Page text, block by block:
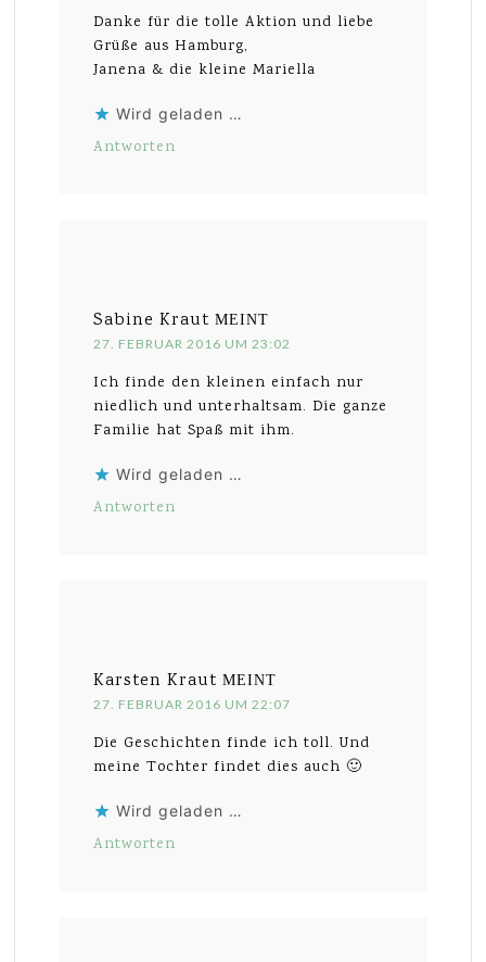
Danke für die tolle Aktion und liebe
Grüße aus Hamburg,
Janena & die kleine Mariella
Wird geladen …
Antworten
Sabine Kraut MEINT
27. FEBRUAR 2016 UM 23:02
Ich finde den kleinen einfach nur
niedlich und unterhaltsam. Die ganze
Familie hat Spaß mit ihm.
Wird geladen …
Antworten
Karsten Kraut MEINT
27. FEBRUAR 2016 UM 22:07
Die Geschichten finde ich toll. Und
meine Tochter findet dies auch 🙂
Wird geladen …
Antworten